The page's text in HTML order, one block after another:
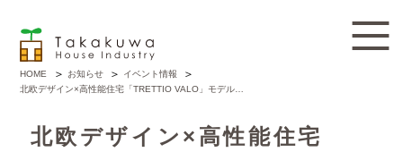
HOME お知らせ
イベント情報
北欧デザイン×高性能住宅